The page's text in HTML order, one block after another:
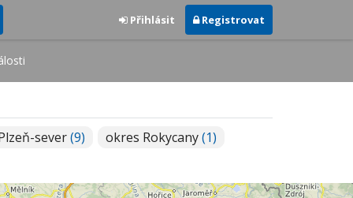
Přihlásit Registrovat
sever(9) okres Rokycany(1)